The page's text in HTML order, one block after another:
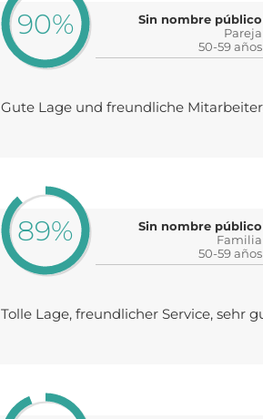
90%
Sin nombre público
Pareja
50-59 años
Gute Lage und freundliche
89%
Sin nombre público
Familia
50-59 años
Tolle Lage, freundlicher Service, sehr